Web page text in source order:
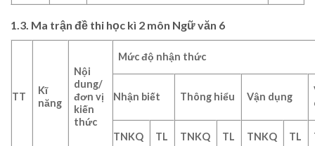
1.3. Ma trận đề thi học kì 2 môn Ngữ văn 6
TT
Kĩ
năng
Nội
dung/
đơn vị
kiến
thức
Mức độ nhận thức
Nhận biết Thông hiểu Vận dụng
TNKQ TL TNKQ TL TNKQ TL